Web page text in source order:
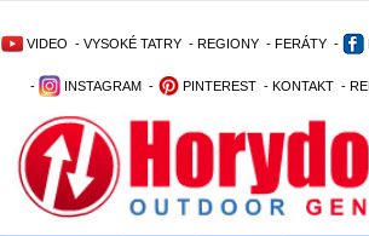
VIDEO - VYSOKÉ TATRY - REGIONY - FERÁTY -
- INSTAGRAM - PINTEREST - KONTAKT -